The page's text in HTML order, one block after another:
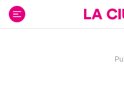
contenido